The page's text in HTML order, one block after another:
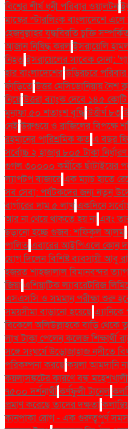
বিশ্বের শীর্ষ ধনী পরিবার ওয়ালটন
মাস্কের স্টারলিংক বাংলাদেশে
হেজবুল্লাহর যুদ্ধবিরতি চুক্তি
আজান নিষিদ্ধ করলইসরায়েলি
নিহতইসরায়েলের সাবেক সেনা:
হার বাংলাদেশেরউড়িরচরে
ফাঁড়িতেউত্তর মেসিডোনিয়ায় নৈশ
নিয়েউত্তরা ব্যাংক দেবে ১৪৫
মুনাফা ৫০ শতাংশ বৃদ্ধিউত্তীর্ণ ৮৩
নেইউরুগুয়ে ও ব্রাজিলের বিপক্ষে
রহমানের পারিশ্রমিক কতএ বছর
সর্বোচ্চ ২ হাজার ৮০৫ টাকা
গুগল ৩০০০০ কর্মীকে ছাঁটাইয়ের
ল্যাপটপ বাজারেএক ম্যাচ হাতে
সব সেবা: পর্যটকদের জন্য নতুন
বার্গারের দাম ৫ লাখএকদিনে
আর না খেয়ে থাকতে হয় নাএবং
ছড়ানো হচ্ছে গুজব: শফিকুল আলম
পালিতএবারের আইপিএলে কোন
যোগ দিলেন বিশিষ্ট ব্যবসায়ী আবু
হজরত শাহজালাল বিমানবন্দর
জিয়াএশিয়াটিক ল্যাবরেটরিজ
এসএসসি ও সমমান পরীক্ষা শুরু
সময়সীমা বাড়ানো হয়েছেএ্যানিকে
বিকেলে অলিউল্লাহকে বাড়ি থেকে
লাখ টাকা পেলেন কলেজ শিক্ষার্থী
সঙ্গে সংঘর্ষে উড়োজাহাজ নদীতে
পরিকল্পনা করছেকয়লা আমদানি না
কয়লাসঙ্কটের কারণে বন্ধ
৭৫০০ দর্শনার্থীকর্ণফুলী টানেল
প্রমাণ করেছে তাদের দক্ষতা
কানপাকা রোগ - এক গুরুত্বপুর্ণ